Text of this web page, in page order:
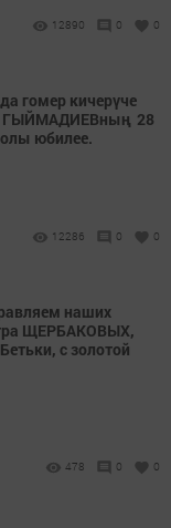
12890 0 0
гомер кичерүче
ГЫЙМАДИЕВның 28
юбилее.
12286 0 0
наших
ЩЕРБАКОВЫХ,
с золотой
478 0 0